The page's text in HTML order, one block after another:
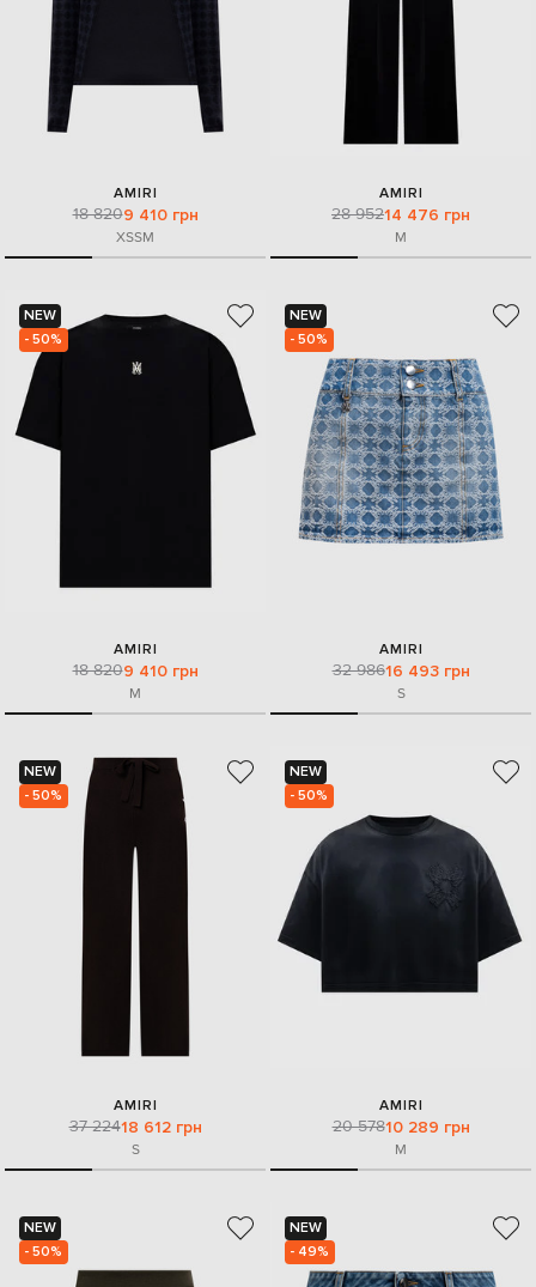
AMIRI
18 8209 410 грн
XSSM
AMIRI
28 95214 476 грн
M
NEW
- 50%
AMIRI
18 8209 410 грн
M
NEW
- 50%
AMIRI
32 98616 493 грн
S
NEW
- 50%
AMIRI
37 22418 612 грн
S
NEW
- 50%
AMIRI
20 57810 289 грн
M
NEW
- 50%
NEW
- 49%